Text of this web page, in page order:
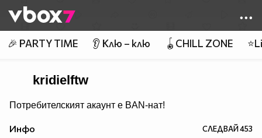
👾
🎉 PARTY TIME 👂 Клю – клю 🪀CHILL ZONE
kridielftw
Потребителският акаунт е BAN-нат!
Инфо СЛЕДВАЙ453